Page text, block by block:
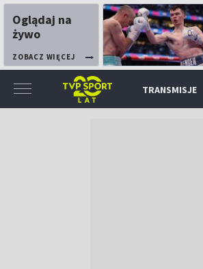
Oglądaj na
żywo
ZOBACZ WIĘCEJ
TRANSMISJE